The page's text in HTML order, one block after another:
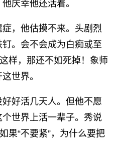
庆幸他还活着。
，他估摸不来。头剧烈
。会不会成为白痴或至
样，那还不如死掉！象师
世界。
好活几天人。但他不愿
世界上活一辈子。秀说
果“不要紧”，为什么要把